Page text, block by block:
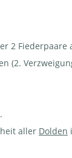
2 Fiederpaare
(2.
aller Dolden